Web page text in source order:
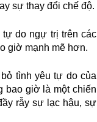
sự thay đổi chế độ.
tự do ngự trị trên các
giờ mạnh mẽ hơn.
tình yêu tự do của
bao giờ là một chiến
rẫy sự lạc hậu, sự